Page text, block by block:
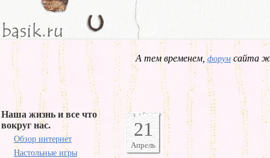
А тем временем,форум сайта
Наша жизнь и все что
вокруг нас.
Обзор интернет
Настольные игры
21
Апрель